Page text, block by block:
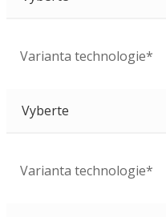
Varianta technologie*
Varianta technologie*